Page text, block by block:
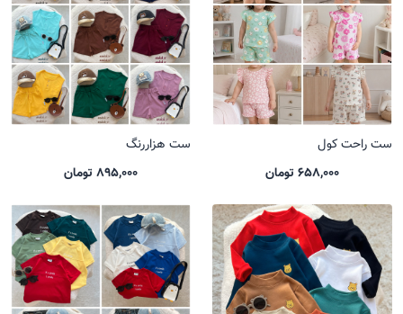
ست راحت کول
658,000 تومان
ست هزاررنگ
895,000 تومان